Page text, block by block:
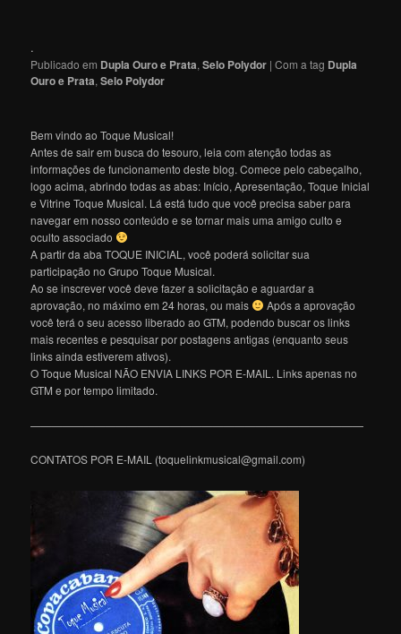
.
Publicado em Dupla Ouro e Prata,Selo Polydor |Com a tag Dupla
Ouro e Prata,Selo Polydor
Bem vindo ao Toque Musical!
Antes de sair em busca do tesouro, leia com atenção todas as
informações de funcionamento deste blog. Comece pelo cabeçalho,
logo acima, abrindo todas as abas: Início, Apresentação, Toque Inicial
e Vitrine Toque Musical. Lá está tudo que você precisa saber para
navegar em nosso conteúdo e se tornar mais uma amigo culto e
oculto associado
A partir da aba TOQUE INICIAL, você poderá solicitar sua
participação no Grupo Toque Musical.
Ao se inscrever você deve fazer a solicitação e aguardar a
aprovação, no máximo em 24 horas, ou mais
Após a aprovação
você terá o seu acesso liberado ao GTM, podendo buscar os links
mais recentes e pesquisar por postagens antigas (enquanto seus
links ainda estiverem ativos).
O Toque Musical NÃO ENVIA LINKS POR E-MAIL. Links apenas no
GTM e por tempo limitado.
———————————————————————————————
CONTATOS POR E-MAIL (toquelinkmusical@gmail.com)